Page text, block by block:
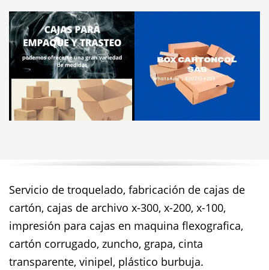
Servicio de troquelado, fabricación de cajas de
cartón, cajas de archivo x-300, x-200, x-100,
impresión para cajas en maquina flexografica,
cartón corrugado, zuncho, grapa, cinta
transparente, vinipel, plástico burbuja.